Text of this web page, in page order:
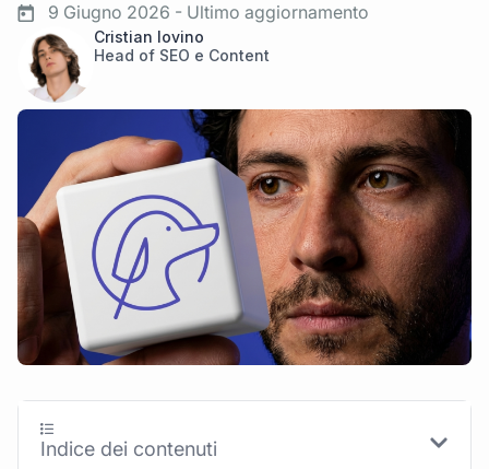
9 Giugno 2026 - Ultimo aggiornamento
Cristian Iovino
Head of SEO e Content
Indice dei contenuti